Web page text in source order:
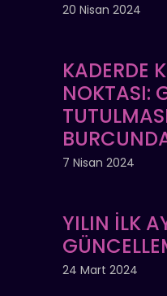
20 Nisan 2024
KADERDE
NOKTASI:
7 Nisan 2024
YILIN İLK
24 Mart 2024